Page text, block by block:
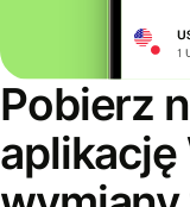
Pobierz
aplikację